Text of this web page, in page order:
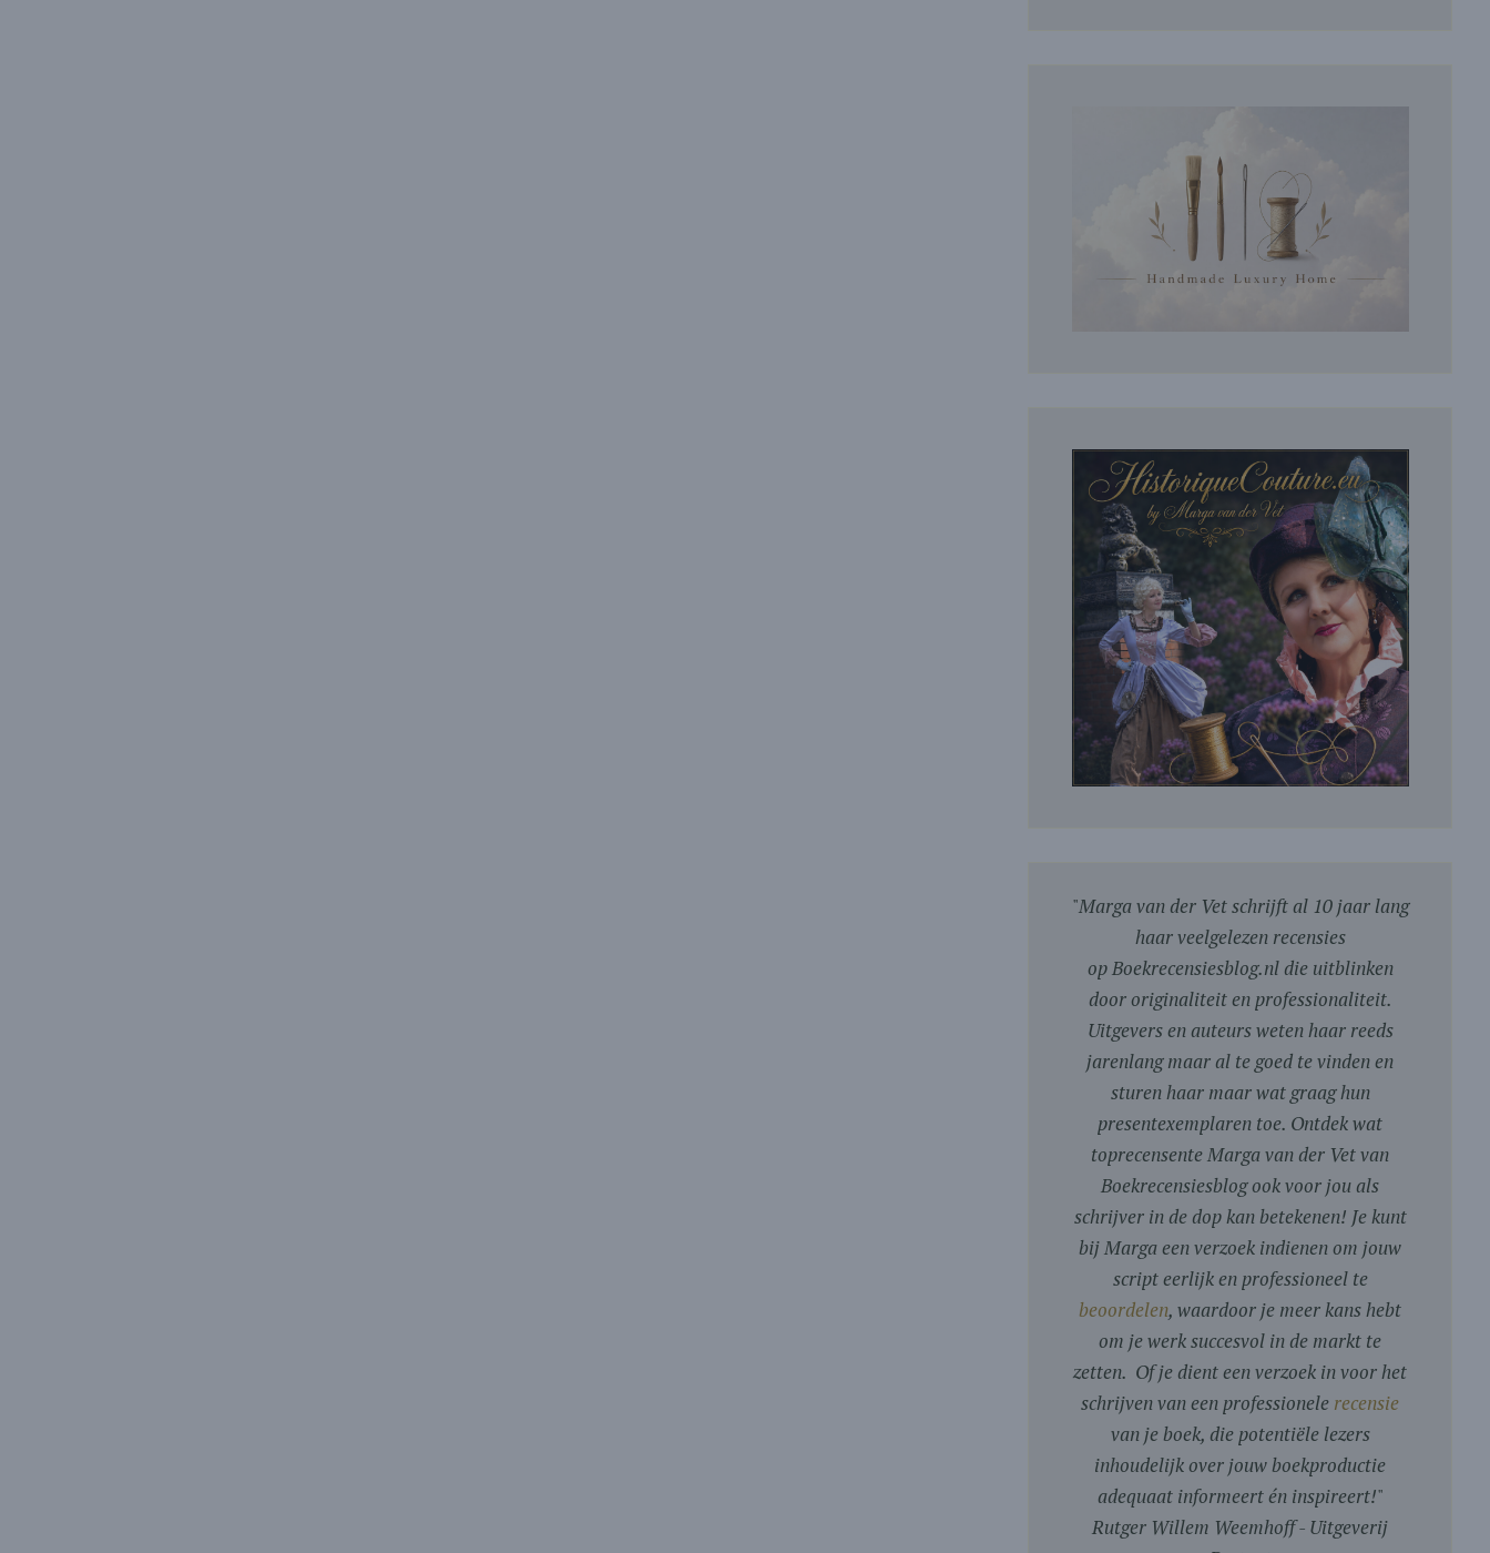
"Marga van der Vet schrijft al 10 jaar lang
haar veelgelezen recensies
op Boekrecensiesblog.nl die uitblinken
door originaliteit en professionaliteit.
Uitgevers en auteurs weten haar reeds
jarenlang maar al te goed te vinden en
sturen haar maar wat graag hun
presentexemplaren toe. Ontdek wat
toprecensente Marga van der Vet van
Boekrecensiesblog ook voor jou als
schrijver in de dop kan betekenen! Je kunt
bij Marga een verzoek indienen om jouw
script eerlijk en professioneel te
beoordelen, waardoor je meer kans hebt
om je werk succesvol in de markt te
zetten. Of je dient een verzoek in voor het
schrijven van een professionele recensie
van je boek, die potentiële lezers
inhoudelijk over jouw boekproductie
adequaat informeert én inspireert!"
Rutger Willem Weemhoff - Uitgeverij